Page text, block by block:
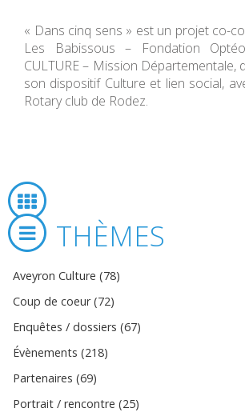
« Dans cinq sens » est un projet co-
Les Babissous – Fondation
CULTURE – Mission Départementale,
son dispositif Culture et lien social,
Rotary club de Rodez.
THÈMES
Aveyron Culture (78)
Coup de coeur (72)
Enquêtes / dossiers (67)
Évènements (218)
Partenaires (69)
Portrait / rencontre (25)